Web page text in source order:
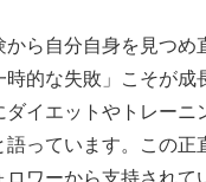
ら自分自身を見つめ
的な失敗」こそが成
イエットやトレーニ
語っています。この正
ワーから支持されて